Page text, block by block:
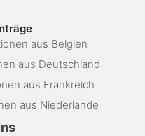
aus Belgien
aus Deutschland
aus Frankreich
aus Niederlande